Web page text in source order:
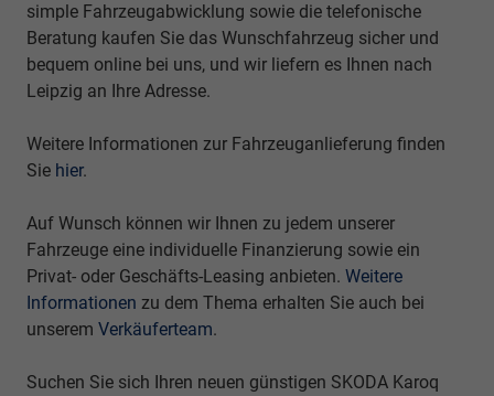
simple Fahrzeugabwicklung sowie die telefonische
Beratung kaufen Sie das Wunschfahrzeug sicher und
bequem online bei uns, und wir liefern es Ihnen nach
Leipzig an Ihre Adresse.
Weitere Informationen zur Fahrzeuganlieferung finden
Sie hier.
Auf Wunsch können wir Ihnen zu jedem unserer
Fahrzeuge eine individuelle Finanzierung sowie ein
Privat- oder Geschäfts-Leasing anbieten. Weitere
Informationen zu dem Thema erhalten Sie auch bei
unserem Verkäuferteam.
Suchen Sie sich Ihren neuen günstigen SKODA Karoq